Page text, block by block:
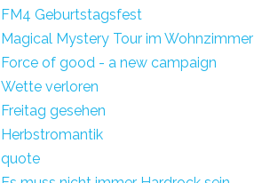
FM4 Geburtstagsfest
Magical Mystery Tour im Wohnzimmer
Force of good - a new campaign
Wette verloren
Freitag gesehen
Herbstromantik
quote